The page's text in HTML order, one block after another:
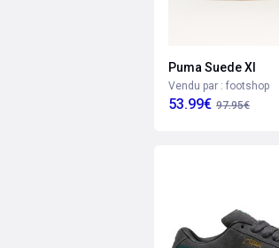
Puma Suede Xl
Vendu par : footshop
53.99€ 97.95€